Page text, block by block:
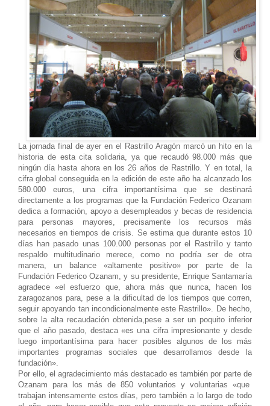
La jornada final de ayer en el Rastrillo Aragón marcó un hito en la
historia de esta cita solidaria, ya que recaudó 98.000 más que
ningún día hasta ahora en los 26 años de Rastrillo. Y en total, la
cifra global conseguida en la edición de este año ha alcanzado los
580.000 euros, una cifra importantísima que se destinará
directamente a los programas que la Fundación Federico Ozanam
dedica a formación, apoyo a desempleados y becas de residencia
para personas mayores, precisamente los recursos más
necesarios en tiempos de crisis. Se estima que durante estos 10
días han pasado unas 100.000 personas por el Rastrillo y tanto
respaldo multitudinario merece, como no podría ser de otra
manera, un balance «altamente positivo» por parte de la
Fundación Federico Ozanam, y su presidente, Enrique Santamaría
agradece «el esfuerzo que, ahora más que nunca, hacen los
zaragozanos para, pese a la dificultad de los tiempos que corren,
seguir apoyando tan incondicionalmente este Rastrillo». De hecho,
sobre la alta recaudación obtenida,pese a ser un poquito inferior
que el año pasado, destaca «es una cifra impresionante y desde
luego importantísima para hacer posibles algunos de los más
importantes programas sociales que desarrollamos desde la
fundación».
Por ello, el agradecimiento más destacado es también por parte de
Ozanam para los más de 850 voluntarios y voluntarias «que
trabajan intensamente estos días, pero también a lo largo de todo